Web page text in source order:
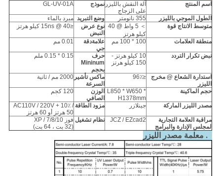
اسم المنتج
آلة النقش بالليزر
على الزجاج
نموذج GL-UV-01A
الطول الموجي بالليزر 355 نانومتر وضع التبريد مبرد بالماء
متوسط ​​الانتاج قوة
＞ 5 واط @ 40
كيلو هرتز
نوع عرض
النبض
≤15ns @ 40 كيلو هرتز
منطقة العلامات 100 * 100 مم علامةدقة
جي
0.01 مم
نبضتكرار التردد
10 كيلو هرتز -
150 كيلو هرتز
حرف
Mininum
بحجم
0.15 * 0.15 ملم
استدارة الشعاع @ مخرج
الليزر
≤96٪
ماكس تأشير
السرعة
2000 مم / ثانية
حجم الماكينة
L850 * W650 *
H1378mm
الوزن
الصافي
120 كجم
مصدر الليزر الماركة جينلازر مزود الطاقة AC110V / 220V + 10٪ /
50 هرتز أو 60 هرتز
مراقبة العلامة التجارية
لمجلس الإدارة والبرامج
JCZ / EZcad2 نظام تشغيل فوز XP / 7/8/10
(32 بت ، 64 بت)